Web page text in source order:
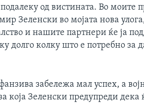
од вистината. Во моите
Зеленски во мојата нова
и нашите партнери ќе ја
долго колку што е потребно за
забележа мал успех, а
која Зеленски предупреди дека